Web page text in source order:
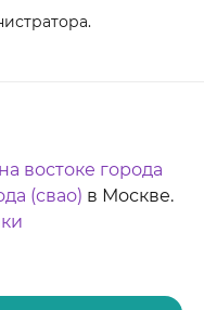
на востоке города
(свао) в Москве.